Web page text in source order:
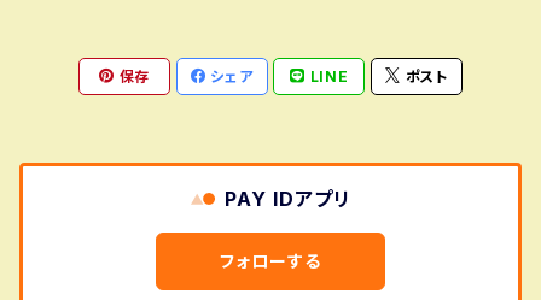
保存 シェア LINE ポスト
PAY IDアプリ
フォローする